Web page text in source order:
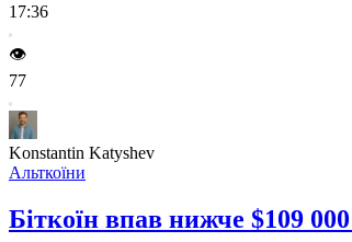
17:36
👁️
77
Konstantin Katyshev
Альткоїни
Біткоїн впав нижче $109